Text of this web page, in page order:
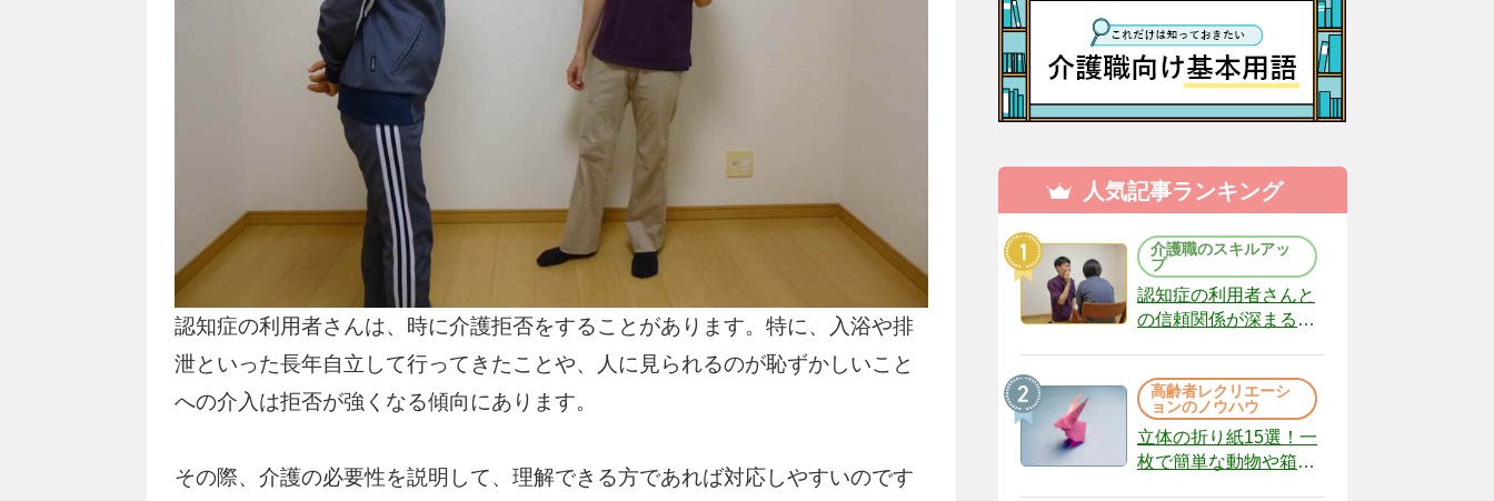
認知症の利用者さんは、時に介護拒否をすることがあります。特に、入浴や排
泄といった長年自立して行ってきたことや、人に見られるのが恥ずかしいこと
への介入は拒否が強くなる傾向にあります。
その際、介護の必要性を説明して、理解できる方であれば対応しやすいのです
人気記事ランキング
介護職のスキルアッ
プ
認知症の利用者さんと
の信頼関係が深まる声
（22）
高齢者レクリエーシ
ョンのノウハウ
立体の折り紙15選！一
枚で簡単な動物や箱、